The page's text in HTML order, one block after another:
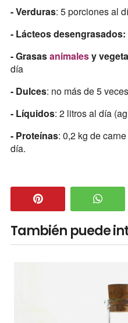
- Verduras: 5 porciones al
- Lácteos desengrasados:
- Grasasanimalesy
día
- Dulces: no más de 5
- Líquidos: 2 litros al día
- Proteínas: 0,2 kg de
día.
También puede